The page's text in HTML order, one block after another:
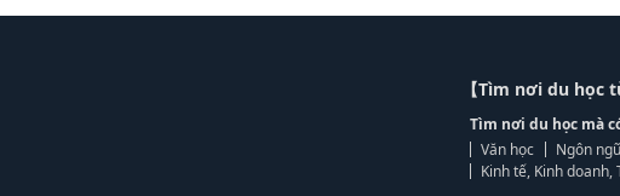
【Tìm nơi du học
Tìm nơi du học mà
Văn học
Ngôn
Kinh tế, Kinh